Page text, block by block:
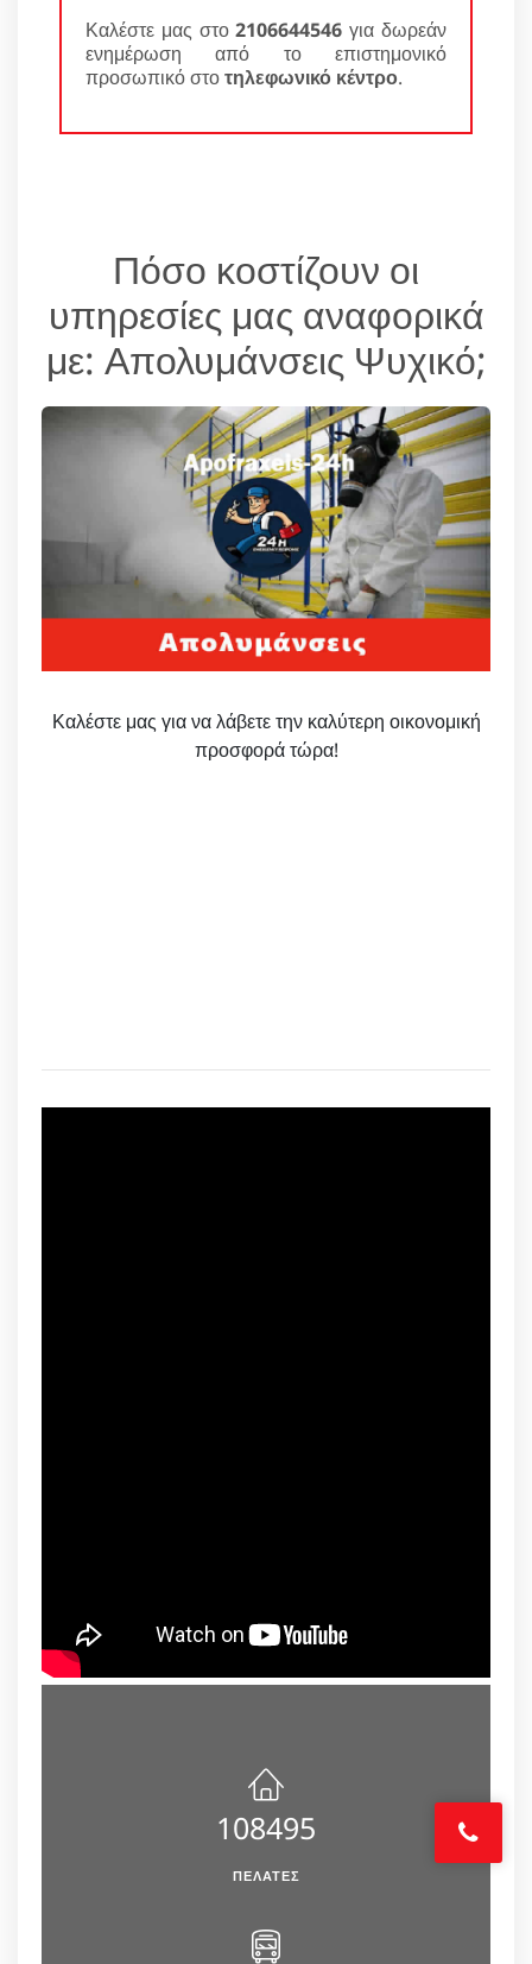
Καλέστε μας στο2106644546 για δωρεάν
ενημέρωση από το επιστημονικό
προσωπικό στοτηλεφωνικό κέντρο.
Πόσο κοστίζουν οι
υπηρεσίες μας αναφορικά
με: Απολυμάνσεις Ψυχικό;
Καλέστε μας για να λάβετε την καλύτερη οικονομική
προσφορά τώρα!
108495
ΠΕΛΆΤΕΣ